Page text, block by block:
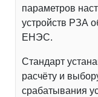
параметров
устройств РЗА
ЕНЭС.
Стандарт
расчёту и
срабатывания